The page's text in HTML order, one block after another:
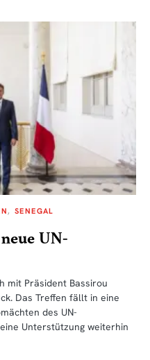
SENEGAL
UN-
mit Präsident Bassirou
Das Treffen fällt in eine
des UN-
Unterstützung weiterhin